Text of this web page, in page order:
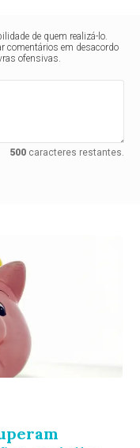
de quem realizá-lo.
comentários em desacordo
ofensivas.
500caracteres restantes.